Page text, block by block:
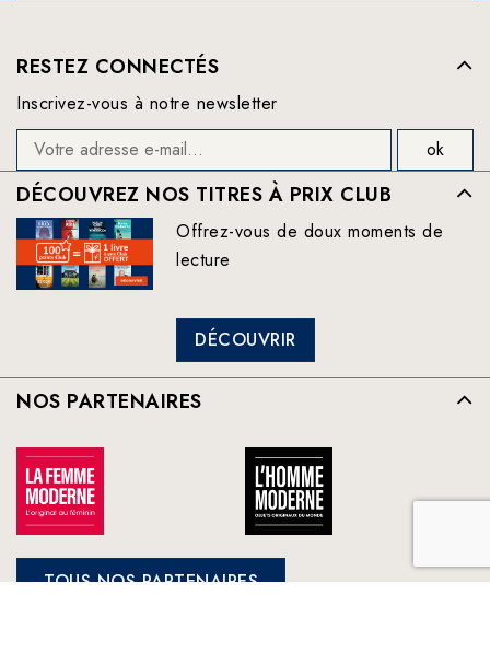
RESTEZ CONNECTÉS
Inscrivez-vous à notre newsletter
DÉCOUVREZ NOS TITRES À PRIX CLUB
Offrez-vous de doux moments de
lecture
DÉCOUVRIR
NOS PARTENAIRES
TOUS NOS PARTENAIRES